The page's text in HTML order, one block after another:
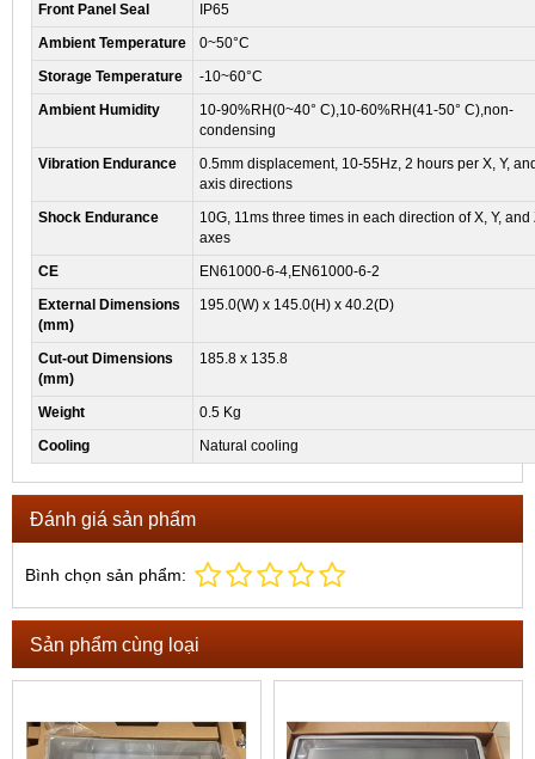
Front Panel Seal
IP65
Ambient Temperature
0~50°C
Storage Temperature
-10~60°C
Ambient Humidity
10-90%RH(0~40° C),10-60%RH(41-50° C),non-
condensing
Vibration Endurance
0.5mm displacement, 10-55Hz, 2 hours per X, Y,
axis directions
Shock Endurance
10G, 11ms three times in each direction of X, Y, and
axes
CE
EN61000-6-4,EN61000-6-2
External Dimensions
(mm)
195.0(W) x 145.0(H) x 40.2(D)
Cut-out Dimensions
(mm)
185.8 x 135.8
Weight
0.5 Kg
Cooling
Natural cooling
Đánh giá sản phẩm
Bình chọn sản phẩm:
Sản phẩm cùng loại